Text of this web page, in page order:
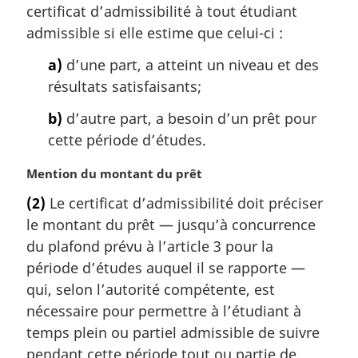
a
g
certificat d’admissibilité à tout étudiant
admissible si elle estime que celui-ci :
a) d’une part, a atteint un niveau et des
résultats satisfaisants;
b) d’autre part, a besoin d’un prêt pour
cette période d’études.
N
t
e
m
a
r
g
i
n
a
Mention du montant du prêt
(2) Le certificat d’admissibilité doit préciser
le montant du prêt — jusqu’à concurrence
du plafond prévu à l’article 3 pour la
période d’études auquel il se rapporte —
qui, selon l’autorité compétente, est
nécessaire pour permettre à l’étudiant à
temps plein ou partiel admissible de suivre
pendant cette période tout ou partie de